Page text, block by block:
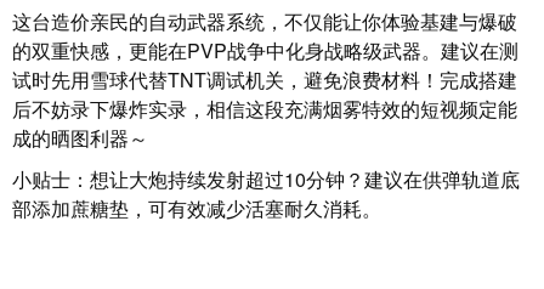
这台造价亲民的自动武器系统，不仅能让你体验基建与爆破
的双重快感，更能在PVP战争中化身战略级武器。建议在测
试时先用雪球代替TNT调试机关，避免浪费材料！完成搭建
后不妨录下爆炸实录，相信这段充满烟雾特效的短视频定能
成的晒图利器～
小贴士：想让大炮持续发射超过10分钟？建议在供弹轨道底
部添加蔗糖垫，可有效减少活塞耐久消耗。